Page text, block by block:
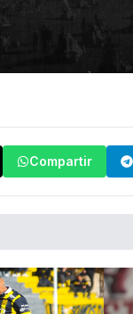
Compartir